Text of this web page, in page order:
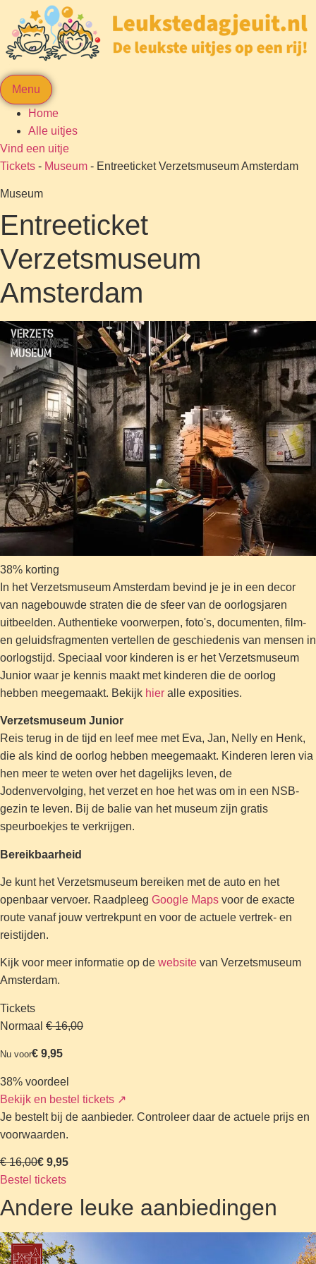
Menu
Home
Alle uitjes
Vind een uitje
Tickets - Museum - Entreeticket Verzetsmuseum Amsterdam
Museum
Entreeticket
Verzetsmuseum
Amsterdam
38% korting
In het Verzetsmuseum Amsterdam bevind je je in een decor
van nagebouwde straten die de sfeer van de oorlogsjaren
uitbeelden. Authentieke voorwerpen, foto's, documenten, film-
en geluidsfragmenten vertellen de geschiedenis van mensen in
oorlogstijd. Speciaal voor kinderen is er het Verzetsmuseum
Junior waar je kennis maakt met kinderen die de oorlog
hebben meegemaakt. Bekijk hier alle exposities.
Verzetsmuseum Junior
Reis terug in de tijd en leef mee met Eva, Jan, Nelly en Henk,
die als kind de oorlog hebben meegemaakt. Kinderen leren via
hen meer te weten over het dagelijks leven, de
Jodenvervolging, het verzet en hoe het was om in een NSB-
gezin te leven. Bij de balie van het museum zijn gratis
speurboekjes te verkrijgen.
Bereikbaarheid
Je kunt het Verzetsmuseum bereiken met de auto en het
openbaar vervoer. Raadpleeg Google Maps voor de exacte
route vanaf jouw vertrekpunt en voor de actuele vertrek- en
reistijden.
Kijk voor meer informatie op de website van Verzetsmuseum
Amsterdam.
Tickets
Normaal € 16,00
Nu voor€ 9,95
38% voordeel
Bekijk en bestel tickets ↗
Je bestelt bij de aanbieder. Controleer daar de actuele prijs en
voorwaarden.
€ 16,00€ 9,95
Bestel tickets
Andere leuke aanbiedingen